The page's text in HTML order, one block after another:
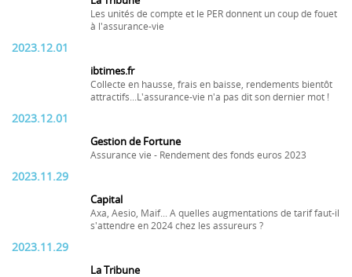
Les unités de compte et le PER donnent un coup de fouet
à l'assurance-vie
2023.12.01
ibtimes.fr
Collecte en hausse, frais en baisse, rendements bientôt
attractifs...L'assurance-vie n'a pas dit son dernier mot !
2023.12.01
Gestion de Fortune
Assurance vie - Rendement des fonds euros 2023
2023.11.29
Capital
Axa, Aesio, Maif... A quelles augmentations de tarif faut-il
s'attendre en 2024 chez les assureurs ?
2023.11.29
La Tribune